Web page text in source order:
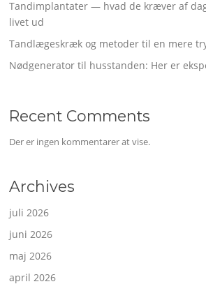
Tandimplantater — hvad de kræver af
livet ud
Tandlægeskræk og metoder til en mere
Nødgenerator til husstanden: Her er
Recent Comments
Der er ingen kommentarer at vise.
Archives
juli 2026
juni 2026
maj 2026
april 2026